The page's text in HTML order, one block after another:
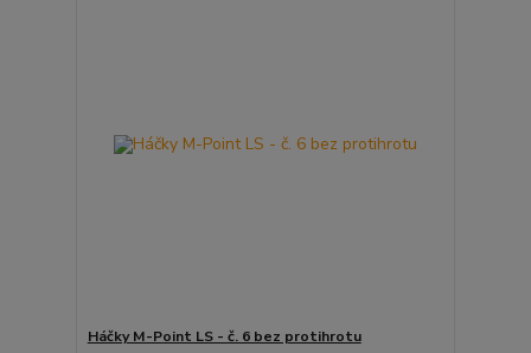
Háčky M-Point LS - č. 6 bez protihrotu